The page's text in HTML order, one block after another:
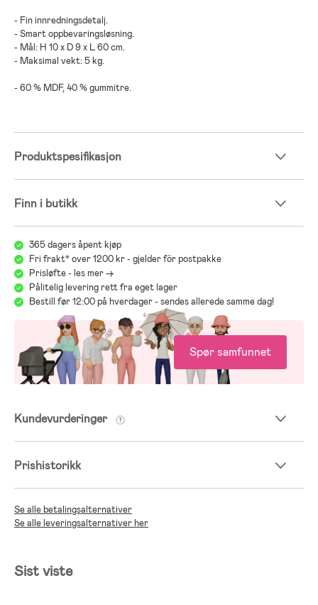
- Fin innredningsdetalj.
- Smart oppbevaringsløsning.
- Mål: H 10 x D 9 x L 60 cm.
- Maksimal vekt: 5 kg.
- 60 % MDF, 40 % gummitre.
Produktspesifikasjon
Finn i butikk
365 dagers åpent kjøp
Fri frakt* over 1200 kr - gjelder för postpakke
Prisløfte - les mer ->
Pålitelig levering rett fra eget lager
Bestill før 12:00 på hverdager - sendes allerede samme dag!
Spør samfunnet
Kundevurderinger
Prishistorikk
Se alle betalingsalternativer
Se alle leveringsalternativer her
Sist viste